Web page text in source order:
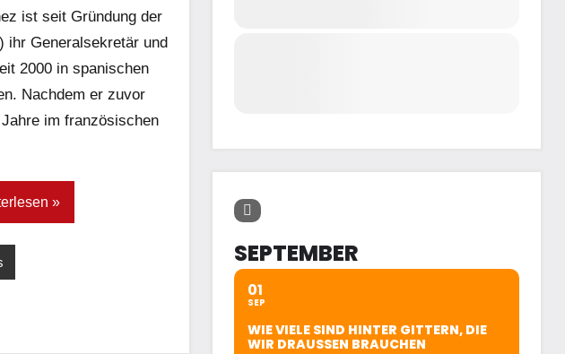
ist seit Gründung der
ihr Generalsekretär und
2000 in spanischen
Nachdem er zuvor
im französischen
SEPTEMBER
01
SEP
WIE VIELE SIND HINTER GITTERN, DIE
WIR DRAUSSEN BRAUCHEN